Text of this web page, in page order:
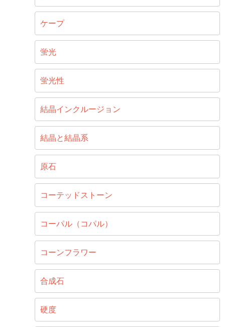
ケープ
蛍光
蛍光性
結晶インクルージョン
結晶と結晶系
原石
コーテッドストーン
コーパル（コパル）
コーンフラワー
合成石
硬度